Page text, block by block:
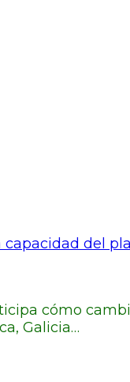
capacidad del
cómo
Galicia…